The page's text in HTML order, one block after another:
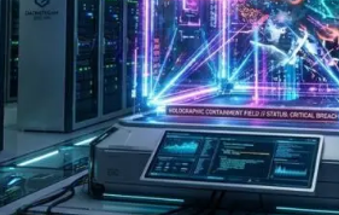
Deja un comentario
Tu dirección de correo electrónico no será publicada.
obligatorios están marcados con*